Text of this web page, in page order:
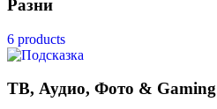
Разни
6 products
ТВ, Аудио, Фото & Gaming